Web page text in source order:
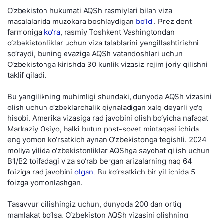
O‘zbekiston hukumati AQSh rasmiylari bilan viza
masalalarida muzokara boshlaydigan bo‘ldi. Prezident
farmoniga ko‘ra, rasmiy Toshkent Vashingtondan
o‘zbekistonliklar uchun viza talablarini yengillashtirishni
so‘raydi, buning evaziga AQSh vatandoshlari uchun
O‘zbekistonga kirishda 30 kunlik vizasiz rejim joriy qilishni
taklif qiladi.
Bu yangilikning muhimligi shundaki, dunyoda AQSh vizasini
olish uchun o‘zbeklarchalik qiynaladigan xalq deyarli yo‘q
hisobi. Amerika vizasiga rad javobini olish bo‘yicha nafaqat
Markaziy Osiyo, balki butun post-sovet mintaqasi ichida
eng yomon ko‘rsatkich aynan O‘zbekistonga tegishli. 2024
moliya yilida o‘zbekistonliklar AQShga sayohat qilish uchun
B1/B2 toifadagi viza so‘rab bergan arizalarning naq 64
foiziga rad javobini olgan. Bu ko‘rsatkich bir yil ichida 5
foizga yomonlashgan.
Tasavvur qilishingiz uchun, dunyoda 200 dan ortiq
mamlakat bo‘lsa, O‘zbekiston AQSh vizasini olishning